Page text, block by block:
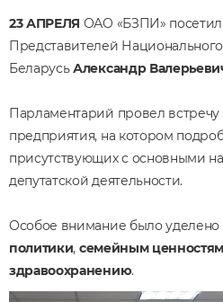
23 АПРЕЛЯ ОАО «БЗПИ» посетил
Представителей
БеларусьАлександр
Парламентарий провел
предприятия, на котором
присутствующих с основными
депутатской деятельности.
Особое внимание было уделено
политики, семейным
здравоохранению.